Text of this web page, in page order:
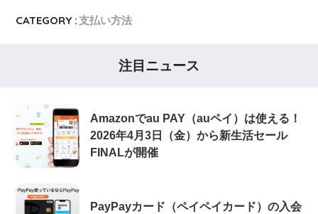
CATEGORY :支払い方法
注目ニュース
Amazonでau PAY（auペイ）は使える！
2026年4月3日（金）から新生活セール
FINALが開催
PayPayカード（ペイペイカード）の入会